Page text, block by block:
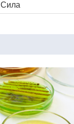
Сила